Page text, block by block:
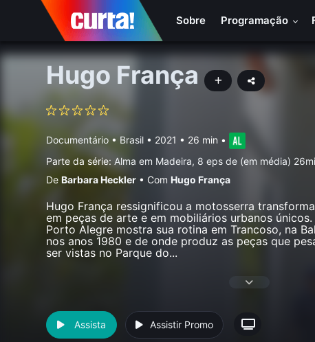
Sobre Programação
Hugo França
Documentário • Brasil • 2021 • 26 min •
Parte da série: Alma em Madeira, 8 eps de (em média)
DeBarbara Heckler • Com Hugo França
Hugo França ressignificou a motosserra
em peças de arte e em mobiliários urbanos
Porto Alegre mostra sua rotina em Trancoso, na
nos anos 1980 e de onde produz as peças que
ser vistas no Parque do...
Assista Assistir Promo